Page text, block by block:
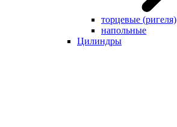
торцевые (ригеля)
напольные
Цилиндры